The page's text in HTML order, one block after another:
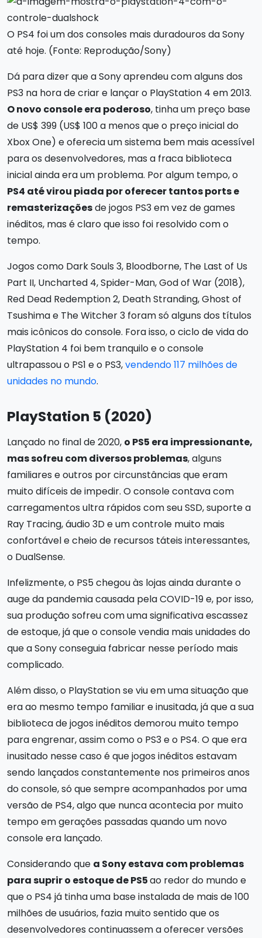
O PS4 foi um dos consoles mais duradouros da Sony
até hoje. (Fonte: Reprodução/Sony)
Dá para dizer que a Sony aprendeu com alguns dos
PS3 na hora de criar e lançar o PlayStation 4 em 2013.
O novo console era poderoso, tinha um preço base
de US$ 399 (US$ 100 a menos que o preço inicial do
Xbox One) e oferecia um sistema bem mais acessível
para os desenvolvedores, mas a fraca biblioteca
inicial ainda era um problema. Por algum tempo, o
PS4 até virou piada por oferecer tantos ports e
remasterizaçõesde jogos PS3 em vez de games
inéditos, mas é claro que isso foi resolvido com o
tempo.
Jogos como Dark Souls 3, Bloodborne, The Last of Us
Part II, Uncharted 4, Spider-Man, God of War (2018),
Red Dead Redemption 2, Death Stranding, Ghost of
Tsushima e The Witcher 3 foram só alguns dos títulos
mais icônicos do console. Fora isso, o ciclo de vida do
PlayStation 4 foi bem tranquilo e o console
ultrapassou o PS1 e o PS3,vendendo 117 milhões de
unidades no mundo.
PlayStation 5 (2020)
Lançado no final de 2020, o PS5 era impressionante,
mas sofreu com diversos problemas, alguns
familiares e outros por circunstâncias que eram
muito difíceis de impedir. O console contava com
carregamentos ultra rápidos com seu SSD, suporte a
Ray Tracing, áudio 3D e um controle muito mais
confortável e cheio de recursos táteis interessantes,
o DualSense.
Infelizmente, o PS5 chegou às lojas ainda durante o
auge da pandemia causada pela COVID-19 e, por isso,
sua produção sofreu com uma significativa escassez
de estoque, já que o console vendia mais unidades do
que a Sony conseguia fabricar nesse período mais
complicado.
Além disso, o PlayStation se viu em uma situação que
era ao mesmo tempo familiar e inusitada, já que a sua
biblioteca de jogos inéditos demorou muito tempo
para engrenar, assim como o PS3 e o PS4. O que era
inusitado nesse caso é que jogos inéditos estavam
sendo lançados constantemente nos primeiros anos
do console, só que sempre acompanhados por uma
versão de PS4, algo que nunca acontecia por muito
tempo em gerações passadas quando um novo
console era lançado.
Considerando que a Sony estava com problemas
para suprir o estoque de PS5ao redor do mundo e
que o PS4 já tinha uma base instalada de mais de 100
milhões de usuários, fazia muito sentido que os
desenvolvedores continuassem a oferecer versões